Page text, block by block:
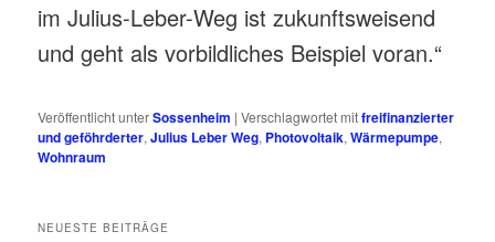
im Julius-Leber-Weg ist zukunftsweisend
und geht als vorbildliches Beispiel voran.“
Veröffentlicht unterSossenheim |Verschlagwortet mitfreifinanzierter
und geföhrderter,Julius Leber Weg, Photovoltaik,Wärmepumpe,
Wohnraum
NEUESTE BEITRÄGE